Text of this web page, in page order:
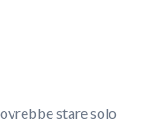
stare solo